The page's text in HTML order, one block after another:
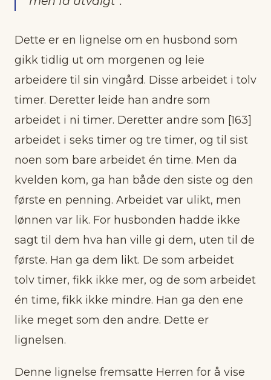
Dette er en lignelse om en husbond som
gikk tidlig ut om morgenen og leie
arbeidere til sin vingård. Disse arbeidet i tolv
timer. Deretter leide han andre som
arbeidet i ni timer. Deretter andre som [163]
arbeidet i seks timer og tre timer, og til sist
noen som bare arbeidet én time. Men da
kvelden kom, ga han både den siste og den
første en penning. Arbeidet var ulikt, men
lønnen var lik. For husbonden hadde ikke
sagt til dem hva han ville gi dem, uten til de
første. Han ga dem likt. De som arbeidet
tolv timer, fikk ikke mer, og de som arbeidet
én time, fikk ikke mindre. Han ga den ene
like meget som den andre. Dette er
lignelsen.
Denne lignelse fremsatte Herren for å vise